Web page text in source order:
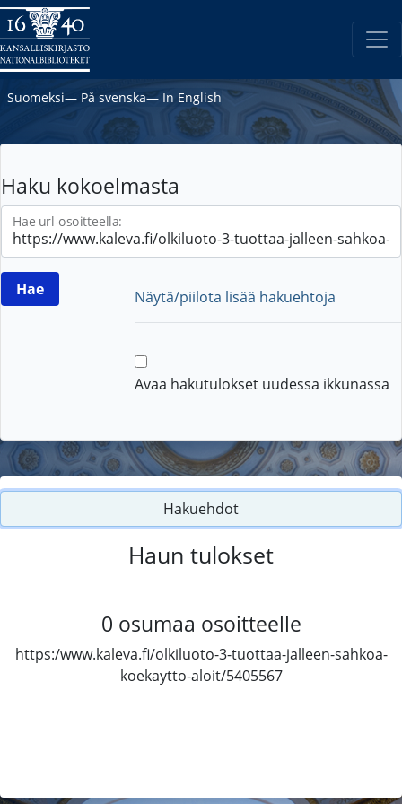
Suomeksi― På svenska― In English
Haku kokoelmasta
Hae url-osoitteella:
Näytä/piilota lisää hakuehtoja
Avaa hakutulokset uudessa ikkunassa
Hakuehdot
Haun tulokset
0 osumaa osoitteelle
https:/www.kaleva.fi/olkiluoto-3-tuottaa-jalleen-sahkoa-
koekaytto-aloit/5405567